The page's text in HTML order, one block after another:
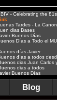
Blog